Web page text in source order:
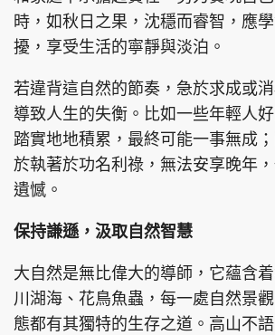
頭條搵工 EDUPLUS
關於我們
聯絡我們
隱私政策聲明
使用條款
版權及免責聲明
©Eastweek.com.hk. All rights reserved.
時，如秋日之果，沈穩而睿智，應
擾，享受生活的寧靜與淡泊。
若違背這自然的節奏，急於求成或
導致人生的失衡。比如一些年輕人
踏實地地積累，最終可能一事無成
於執著於功名利祿，無法安享晚年
遺憾。
保持謙遜，汲取自然智慧
大自然是無比偉大的導師，它蘊含
川湖海、花鳥魚蟲，每一處自然景
態都有其獨特的生存之道。高山不